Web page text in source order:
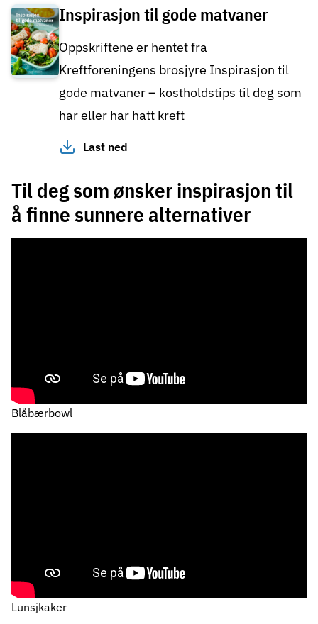
Inspirasjon til gode matvaner
Oppskriftene er hentet fra
Kreftforeningens brosjyre Inspirasjon til
gode matvaner – kostholdstips til deg som
har eller har hatt kreft
Last ned
Til deg som ønsker inspirasjon til
å finne sunnere alternativer
Blåbærbowl
Lunsjkaker